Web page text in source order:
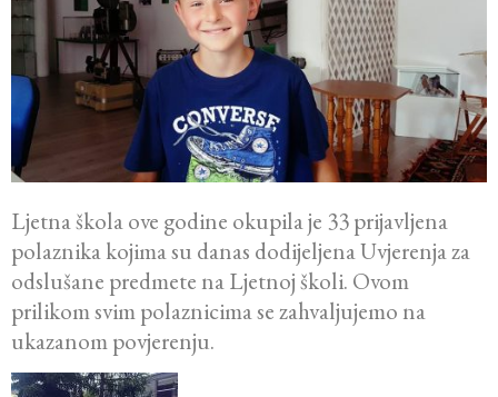
Ljetna škola ove godine okupila je 33 prijavljena
polaznika kojima su danas dodijeljena Uvjerenja za
odslušane predmete na Ljetnoj školi. Ovom
prilikom svim polaznicima se zahvaljujemo na
ukazanom povjerenju.